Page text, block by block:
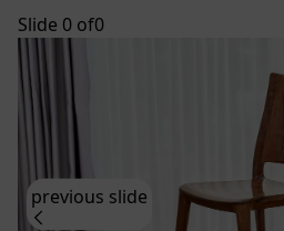
Slide 0 of0
previous slide